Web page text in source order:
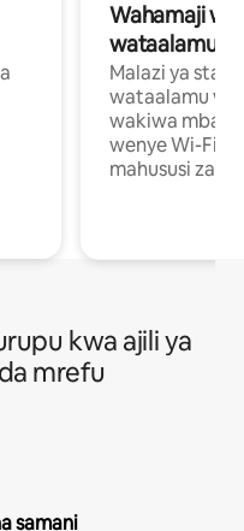
Wahamaji
wataalamu
Malazi ya
wataalamu
wakiwa mbali
wenye Wi-Fi
mahususi za
kwa ajili ya
mrefu
samani